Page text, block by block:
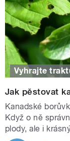
Vyhrajte
Jak pěstovat
Kanadské
Když o ně
plody, ale i